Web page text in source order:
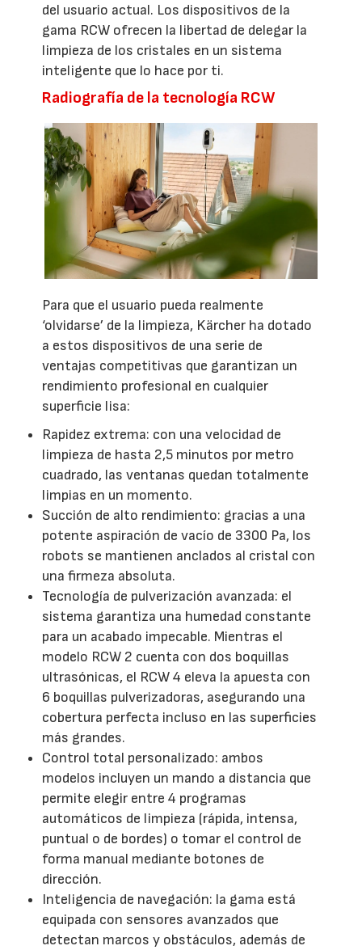
del usuario actual. Los dispositivos de la
gama RCW ofrecen la libertad de delegar la
limpieza de los cristales en un sistema
inteligente que lo hace por ti.
Radiografía de la tecnología RCW
Para que el usuario pueda realmente
‘olvidarse’ de la limpieza, Kärcher ha dotado
a estos dispositivos de una serie de
ventajas competitivas que garantizan un
rendimiento profesional en cualquier
superficie lisa:
Rapidez extrema: con una velocidad de
limpieza de hasta 2,5 minutos por metro
cuadrado, las ventanas quedan totalmente
limpias en un momento.
Succión de alto rendimiento: gracias a una
potente aspiración de vacío de 3300 Pa, los
robots se mantienen anclados al cristal con
una firmeza absoluta.
Tecnología de pulverización avanzada: el
sistema garantiza una humedad constante
para un acabado impecable. Mientras el
modelo RCW 2 cuenta con dos boquillas
ultrasónicas, el RCW 4 eleva la apuesta con
6 boquillas pulverizadoras, asegurando una
cobertura perfecta incluso en las superficies
más grandes.
Control total personalizado: ambos
modelos incluyen un mando a distancia que
permite elegir entre 4 programas
automáticos de limpieza (rápida, intensa,
puntual o de bordes) o tomar el control de
forma manual mediante botones de
dirección.
Inteligencia de navegación: la gama está
equipada con sensores avanzados que
detectan marcos y obstáculos, además de